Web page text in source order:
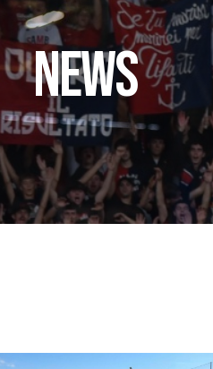
news